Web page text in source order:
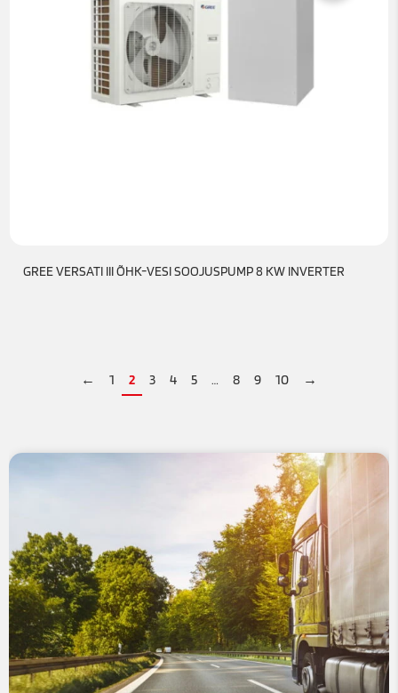
GREE VERSATI III ÕHK-VESI SOOJUSPUMP 8 KW INVERTER
← 1 2 3 4 5 … 8 9 10 →